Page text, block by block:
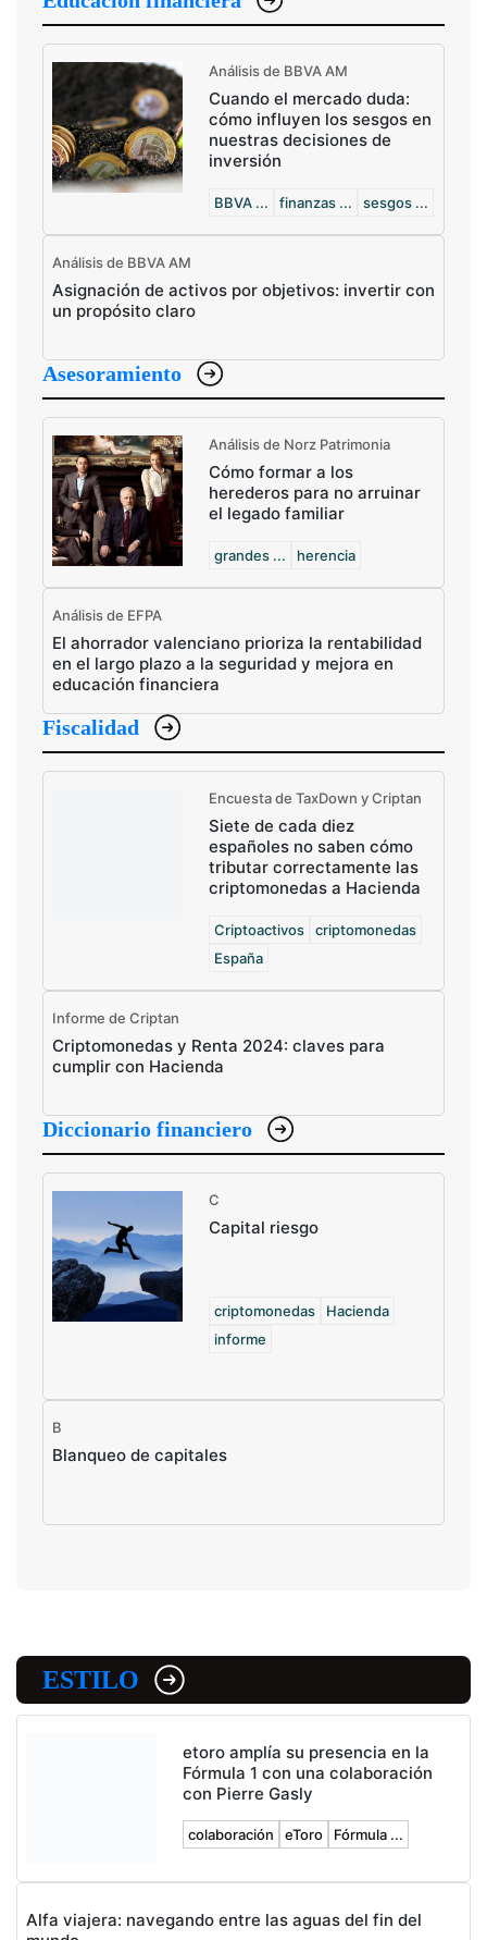
Análisis de BBVA AM
Cuando el mercado duda:
cómo influyen los sesgos en
nuestras decisiones de
inversión
BBVA ... finanzas ... sesgos ...
Análisis de BBVA AM
Asignación de activos por objetivos: invertir con
un propósito claro
Asesoramiento
Análisis de Norz Patrimonia
Cómo formar a los
herederos para no arruinar
el legado familiar
grandes ... herencia
Análisis de EFPA
El ahorrador valenciano prioriza la rentabilidad
en el largo plazo a la seguridad y mejora en
educación financiera
Fiscalidad
Encuesta de TaxDown y Criptan
Siete de cada diez
españoles no saben cómo
tributar correctamente las
criptomonedas a Hacienda
Criptoactivos
criptomonedas
España
Informe de Criptan
Criptomonedas y Renta 2024: claves para
cumplir con Hacienda
Diccionario financiero
C
Capital riesgo
criptomonedas
Hacienda
informe
B
Blanqueo de capitales
ESTILO
etoro amplía su presencia en la
Fórmula 1 con una colaboración
con Pierre Gasly
colaboración eToro Fórmula ...
Alfa viajera: navegando entre las aguas del fin del